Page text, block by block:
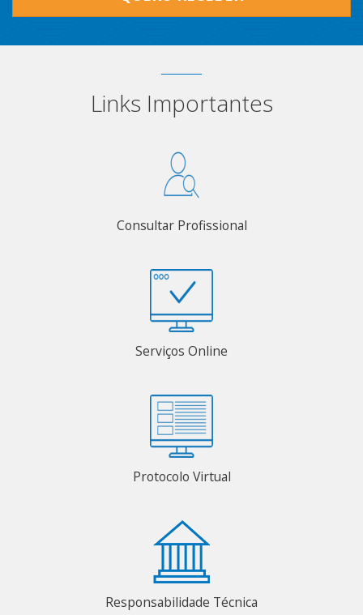
Links Importantes
Consultar Profissional
Serviços Online
Protocolo Virtual
Responsabilidade Técnica